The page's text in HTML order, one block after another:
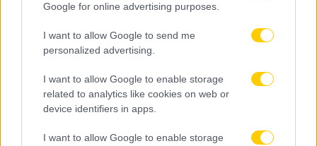
Google for online advertising purposes.
I want to allow Google to send me
personalized advertising.
I want to allow Google to enable storage
related to analytics like cookies on web or
device identifiers in apps.
I want to allow Google to enable storage